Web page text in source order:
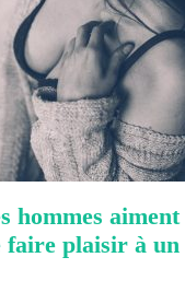
hommes
faire plaisir à un